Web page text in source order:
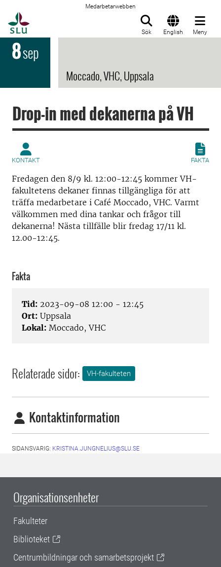
Medarbetarwebben
Sök English Meny
8sep
Moccado, VHC, Uppsala
Drop-in med dekanerna på VH
KONTAKT FAKTA
Fredagen den 8/9 kl. 12:00-12:45 kommer VH-
fakultetens dekaner finnas tillgängliga för att
träffa medarbetare i Café Moccado, VHC. Varmt
välkommen med dina tankar och frågor till
dekanerna! Nästa tillfälle blir fredag 17/11 kl.
12.00-12:45.
Fakta
Tid: 2023-09-08 12:00 - 12:45
Ort: Uppsala
Lokal: Moccado, VHC
Relaterade sidor: VH-fakulteten
Kontaktinformation
SIDANSVARIG: KRISTINA.JUNGNELIUS@SLU.SE
Organisationsenheter
Fakulteter
Biblioteket
Centrumbildningar och samarbetsprojekt